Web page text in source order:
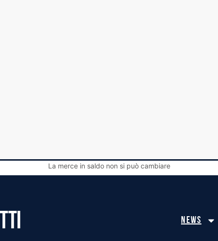
La merce in saldo non si può cambiare
News